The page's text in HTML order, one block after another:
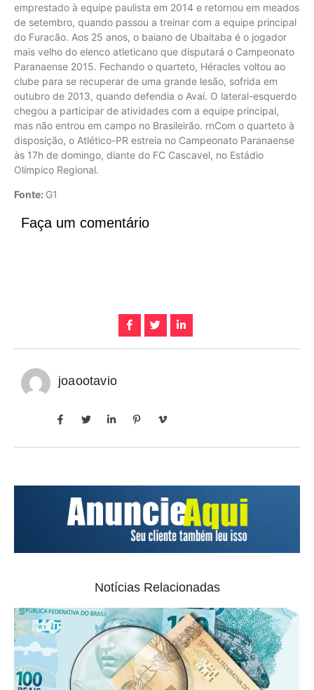
emprestado à equipe paulista em 2014 e retornou em meados
de setembro, quando passou a treinar com a equipe principal
do Furacão. Aos 25 anos, o baiano de Ubaitaba é o jogador
mais velho do elenco atleticano que disputará o Campeonato
Paranaense 2015. Fechando o quarteto, Héracles voltou ao
clube para se recuperar de uma grande lesão, sofrida em
outubro de 2013, quando defendia o Avaí. O lateral-esquerdo
chegou a participar de atividades com a equipe principal,
mas não entrou em campo no Brasileirão. rnCom o quarteto à
disposição, o Atlético-PR estreia no Campeonato Paranaense
às 17h de domingo, diante do FC Cascavel, no Estádio
Olímpico Regional.
Fonte: G1
Faça um comentário
joaootavio
Notícias Relacionadas